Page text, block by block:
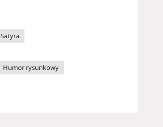
Satyra
Humor rysunkowy